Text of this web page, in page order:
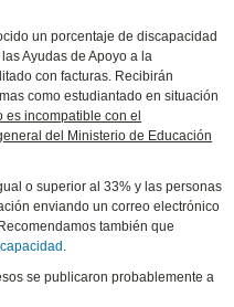
un porcentaje de discapacidad
Ayudas de Apoyo a la
con facturas. Recibirán
como estudiantado en situación
es incompatible con el
del Ministerio de Educación
o superior al 33% y las personas
enviando un correo electrónico
también que
.
se publicaron probablemente a